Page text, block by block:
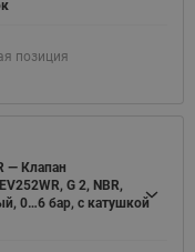
позиция
— Клапан
G 2, NBR,
0…6 бар, с катушкой